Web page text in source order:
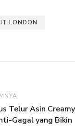
LONDON
Telur Asin Creamy
Gagal yang Bikin